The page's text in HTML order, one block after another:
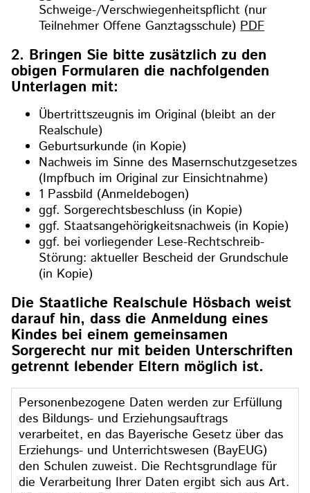
Schweige-/Verschwiegenheitspflicht (nur
Teilnehmer Offene Ganztagsschule)PDF
2. Bringen Sie bitte zusätzlich zu den
obigen Formularen die nachfolgenden
Unterlagen mit:
Übertrittszeugnis im Original (bleibt an der
Realschule)
Geburtsurkunde (in Kopie)
Nachweis im Sinne des Masernschutzgesetzes
(Impfbuch im Original zur Einsichtnahme)
1 Passbild (Anmeldebogen)
ggf. Sorgerechtsbeschluss (in Kopie)
ggf. Staatsangehörigkeitsnachweis (in Kopie)
ggf. bei vorliegender Lese-Rechtschreib-
Störung: aktueller Bescheid der Grundschule
(in Kopie)
Die Staatliche Realschule Hösbach weist
darauf hin, dass die Anmeldung eines
Kindes bei einem gemeinsamen
Sorgerecht nur mit beiden Unterschriften
getrennt lebender Eltern möglich ist.
Personenbezogene Daten werden zur Erfüllung
des Bildungs- und Erziehungsauftrags
verarbeitet, en das Bayerische Gesetz über das
Erziehungs- und Unterrichtswesen (BayEUG)
den Schulen zuweist. Die Rechtsgrundlage für
die Verarbeitung Ihrer Daten ergibt sich aus Art.